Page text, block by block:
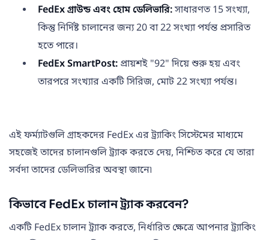
FedEx গ্রাউন্ড এবং হোম ডেলিভারি:সাধারণত 15 সংখ্যা,
কিন্তু নির্দিষ্ট চালানের জন্য 20 বা 22 সংখ্যা পর্যন্ত প্রসারিত
হতে পারে।
FedEx SmartPost: প্রায়শই "92" দিয়ে শুরু হয় এবং
তারপরে সংখ্যার একটি সিরিজ, মোট 22 সংখ্যা পর্যন্ত।
এই ফর্ম্যাটগুলি গ্রাহকদের FedEx এর ট্র্যাকিং সিস্টেমের মাধ্যমে
সহজেই তাদের চালানগুলি ট্র্যাক করতে দেয়, নিশ্চিত করে যে তারা
সর্বদা তাদের ডেলিভারির অবস্থা জানে৷
কিভাবে FedEx চালান ট্র্যাক করবেন?
একটি FedEx চালান ট্র্যাক করতে, নির্ধারিত ক্ষেত্রে আপনার ট্র্যাকিং